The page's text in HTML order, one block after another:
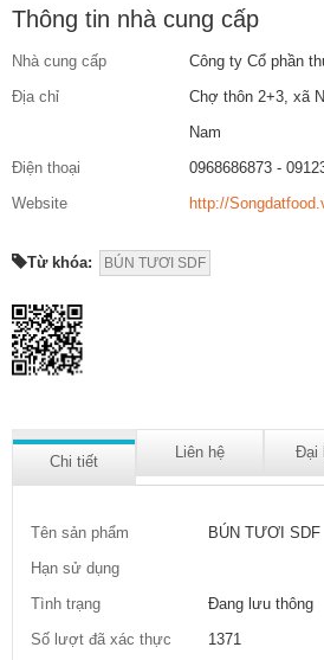
Thông tin nhà cung cấp
Nhà cung cấp
Công ty Cổ phần
Địa chỉ
Chợ thôn 2+3, xã
Nam
Điện thoại
0968686873 -
Website
http://
Từ khóa: BÚN TƯƠI SDF
Chi tiết
Liên hệ Đại
Tên sản phẩm
BÚN TƯƠI SDF
Hạn sử dụng
Tình trạng
Đang lưu thông
Số lượt đã xác thực
1371